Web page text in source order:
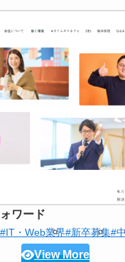
ワード
#IT・Web業界#新卒募集#
View More